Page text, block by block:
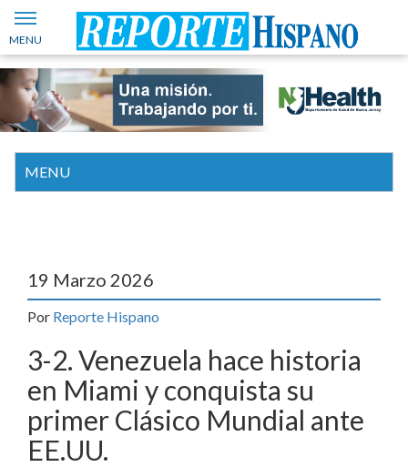
19 Marzo 2026
Por Reporte Hispano
3-2. Venezuela hace historia
en Miami y conquista su
primer Clásico Mundial ante
EE.UU.